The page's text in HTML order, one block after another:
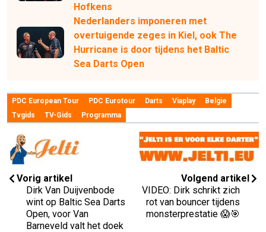
Hofkens
Nederlanders imponeren met
overtuigende zeges in Kiel, ook The
Hurricane is door tijdens het Baltic
Sea Darts Open
PDC European Tour PDC Eurotour Darts Viaplay
Belgie
Tvgids
TV-Gids Programma
Vorig artikel
Dirk Van Duijvenbode
wint op Baltic Sea Darts
Open, voor Van
Barneveld valt het doek
Volgend artikel
VIDEO: Dirk schrikt zich
rot van bouncer tijdens
monsterprestatie 😱🎯